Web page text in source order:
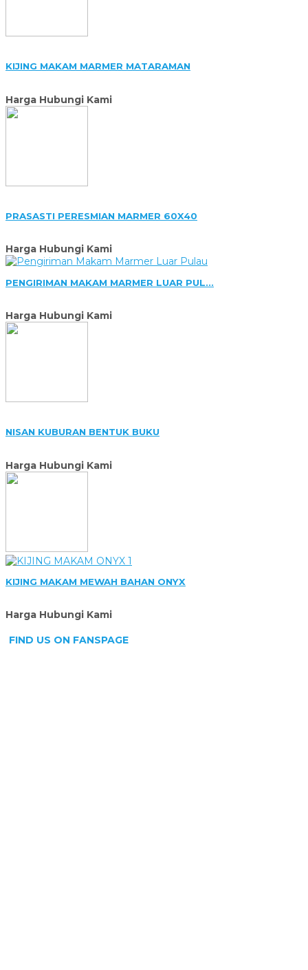
KIJING MAKAM MARMER MATARAMAN
Harga Hubungi Kami
PRASASTI PERESMIAN MARMER 60X40
Harga Hubungi Kami
PENGIRIMAN MAKAM MARMER LUAR PUL...
Harga Hubungi Kami
NISAN KUBURAN BENTUK BUKU
Harga Hubungi Kami
KIJING MAKAM MEWAH BAHAN ONYX
Harga Hubungi Kami
FIND US ON FANSPAGE